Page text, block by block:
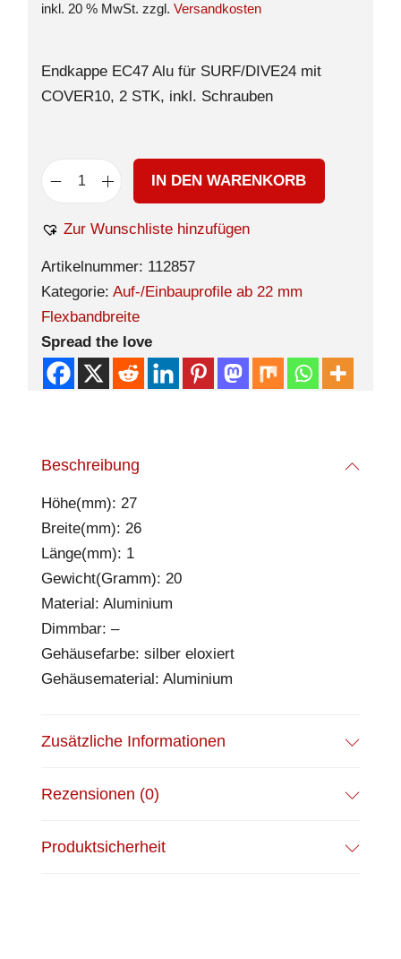
inkl. 20 % MwSt. zzgl. Versandkosten
Endkappe EC47 Alu für SURF/DIVE24 mit
COVER10, 2 STK, inkl. Schrauben
IN DEN WARENKORB
Zur Wunschliste hinzufügen
Artikelnummer: 112857
Kategorie: Auf-/Einbauprofile ab 22 mm
Flexbandbreite
Spread the love
Beschreibung
Höhe(mm): 27
Breite(mm): 26
Länge(mm): 1
Gewicht(Gramm): 20
Material: Aluminium
Dimmbar: –
Gehäusefarbe: silber eloxiert
Gehäusematerial: Aluminium
Zusätzliche Informationen
Rezensionen (0)
Produktsicherheit